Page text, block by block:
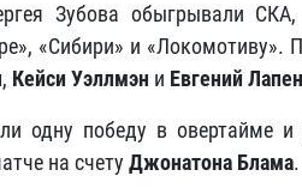
Зубова обыгрывали СКА,
«Сибири» и «Локомотиву».
, Кейси Уэллмэн и Евгений
одну победу в овертайме
на счету Джонатона Блама.